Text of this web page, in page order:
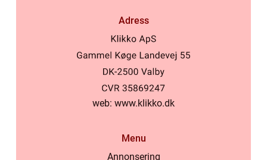
Adress
web: www.klikko.dk
Menu
Annonsering